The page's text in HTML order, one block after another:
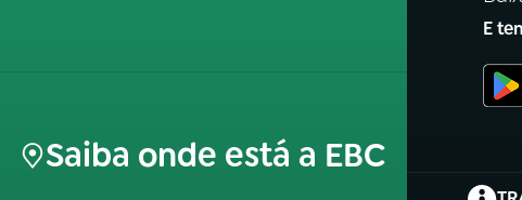
Saiba onde está a EBC
E